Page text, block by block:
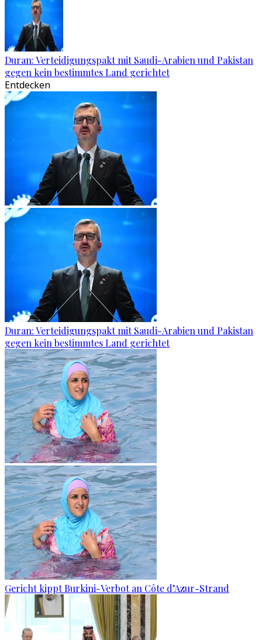
Duran: Verteidigungspakt mit Saudi-Arabien und Pakistan
gegen kein bestimmtes Land gerichtet
Entdecken
Duran: Verteidigungspakt mit Saudi-Arabien und Pakistan
gegen kein bestimmtes Land gerichtet
Gericht kippt Burkini-Verbot an Côte d’Azur-Strand